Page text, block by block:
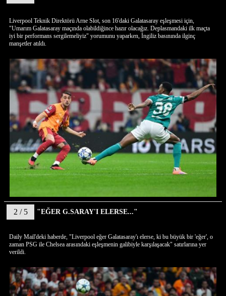
Liverpool Teknik Direktörü Arne Slot, son 16'daki Galatasaray eşleşmesi için,
"Umarım Galatasaray maçında olabildiğince hazır olacağız. Deplasmandaki ilk maçta
iyi bir performans sergilemeliyiz" yorumunu yaparken, İngiliz basınında ilginç
manşetler atıldı.
2 / 5 "EĞER G.SARAY'I ELERSE..."
Daily Mail'deki haberde, "Liverpool eğer Galatasaray'ı elerse, ki bu büyük bir 'eğer', o
zaman PSG ile Chelsea arasındaki eşleşmenin galibiyle karşılaşacak" satırlarına yer
verildi.